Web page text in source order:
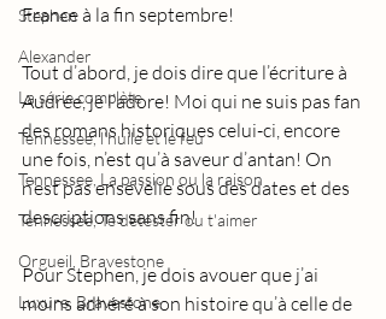
Stephen
Alexander
La série complète
Tennessee, l'huile et le feu
Tennessee, La passion ou la raison
Tennessee, Te détester ou t'aimer
Orgueil, Bravestone
Luxure, Bravestone
France à la fin septembre!
Tout d’abord, je dois dire que l’écriture à
Audrée, je l’adore! Moi qui ne suis pas fan
des romans historiques celui-ci, encore
une fois, n’est qu’à saveur d’antan! On
n’est pas ensevelie sous des dates et des
descriptions sans fin!
Pour Stephen, je dois avouer que j’ai
moins adhéré à son histoire qu’à celle de